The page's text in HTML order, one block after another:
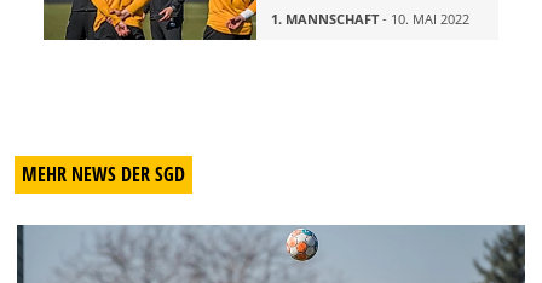
1. MANNSCHAFT- 10. MAI 2022
MEHR NEWS DER SGD